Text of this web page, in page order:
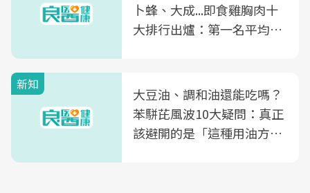
卜蜂、大成...即食雞胸肉十
大排行出爐：第一名平均一
新知
大豆油、調和油還能吃嗎？
苯駢芘風波10大疑問：真正
該避開的是「這種用油方